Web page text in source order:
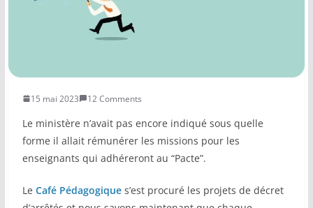
CRPE
Mouvement
15 mai 2023 12 Comments
Le ministère n’avait pas encore indiqué sous quelle
forme il allait rémunérer les missions pour les
enseignants qui adhéreront au “Pacte”.
Le Café Pédagogiques’est procuré les projets de décret